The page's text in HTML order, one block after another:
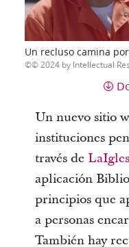
Un recluso camina
© 2024 by Intellectual
Un nuevo sitio
instituciones
través de
aplicación
principios que
a personas
También hay